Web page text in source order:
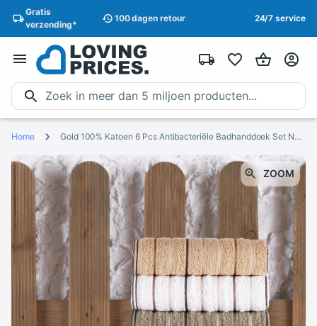
Gratis
verzending*
100 dagen retour 24/7 service
Home Gold 100% Katoen 6 Pcs Antibacteriële Badhanddoek Set Natuur Vriendelijke Verf Bad Handdoeken Badstof Handdoeken Productie Plaats Turkije
ZOOM